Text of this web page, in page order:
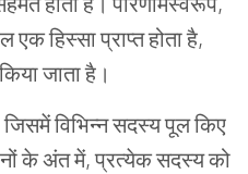
हिस्सा प्राप्त होता है,
जाता है।
जिसमें विभिन्न सदस्य पूल किए
के अंत में, प्रत्येक सदस्य को